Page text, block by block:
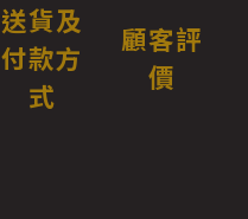
送貨及
付款方
式
顧客評
價